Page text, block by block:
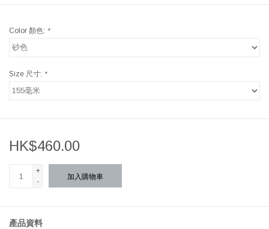
Color 顏色: *
Size 尺寸: *
HK$460.00
+
-
加入購物車
產品資料